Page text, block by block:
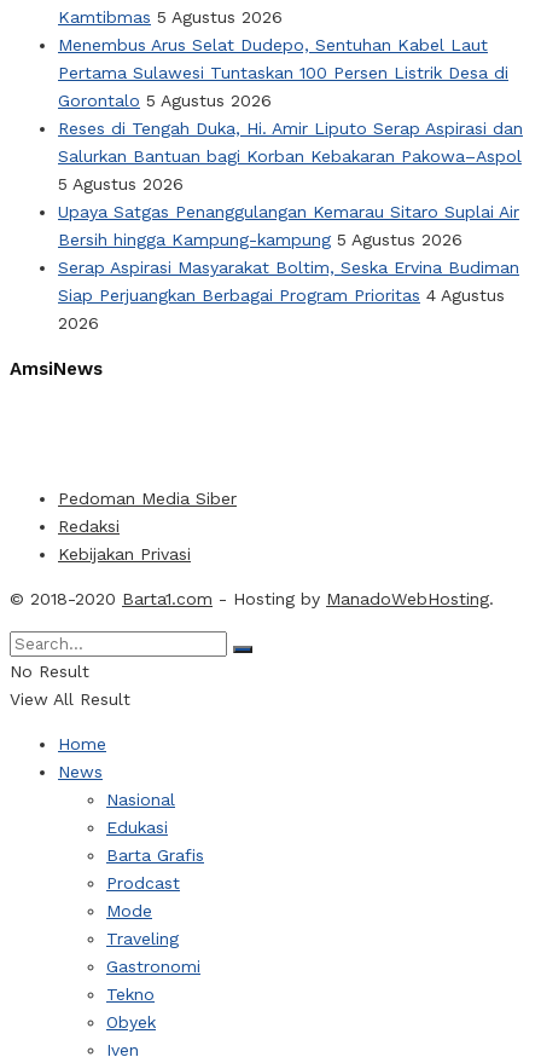
Kamtibmas 5 Agustus 2026
Menembus Arus Selat Dudepo, Sentuhan Kabel Laut
Pertama Sulawesi Tuntaskan 100 Persen Listrik Desa di
Gorontalo 5 Agustus 2026
Reses di Tengah Duka, Hi. Amir Liputo Serap Aspirasi dan
Salurkan Bantuan bagi Korban Kebakaran Pakowa–Aspol
5 Agustus 2026
Upaya Satgas Penanggulangan Kemarau Sitaro Suplai Air
Bersih hingga Kampung-kampung 5 Agustus 2026
Serap Aspirasi Masyarakat Boltim, Seska Ervina Budiman
Siap Perjuangkan Berbagai Program Prioritas 4 Agustus
2026
AmsiNews
Pedoman Media Siber
Redaksi
Kebijakan Privasi
© 2018-2020 Barta1.com - Hosting by ManadoWebHosting.
No Result
View All Result
Home
News
Nasional
Edukasi
Barta Grafis
Prodcast
Mode
Traveling
Gastronomi
Tekno
Obyek
Iven